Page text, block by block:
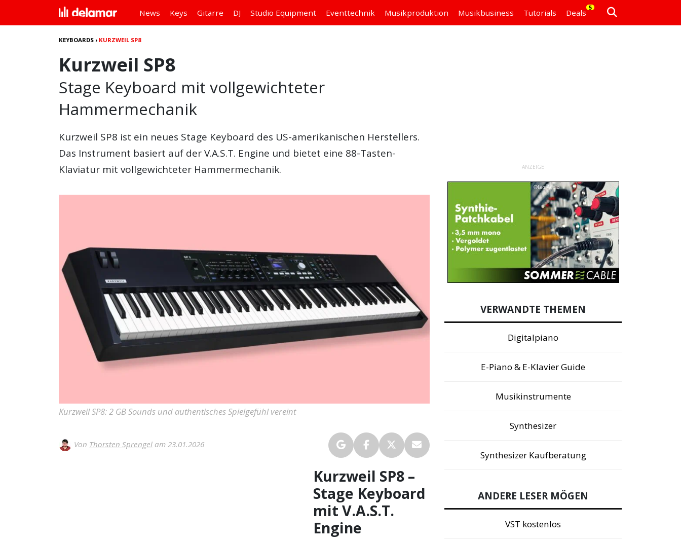
News Keys Gitarre DJ Studio Equipment Eventtechnik Musikproduktion Musikbusiness Tutorials Deals
5
KEYBOARDS › KURZWEIL SP8
Kurzweil SP8
Stage Keyboard mit vollgewichteter
Hammermechanik
Kurzweil SP8 ist ein neues Stage Keyboard des US-amerikanischen Herstellers.
Das Instrument basiert auf der V.A.S.T. Engine und bietet eine 88-Tasten-
Klaviatur mit vollgewichteter Hammermechanik.
Kurzweil SP8: 2 GB Sounds und authentisches Spielgefühl vereint
Von Thorsten Sprengel am 23.01.2026
Kurzweil SP8 –
Stage Keyboard
mit V.A.S.T.
Engine
ANZEIGE
VERWANDTE THEMEN
Digitalpiano
E-Piano & E-Klavier Guide
Musikinstrumente
Synthesizer
Synthesizer Kaufberatung
ANDERE LESER MÖGEN
VST kostenlos